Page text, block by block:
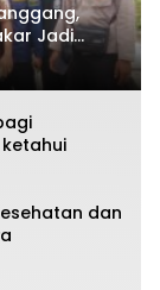
Jadi
dan